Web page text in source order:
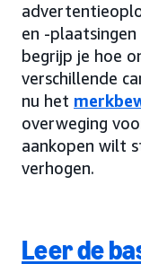
en -
begrijp je hoe
verschillende
nu het
overweging
aankopen wilt
verhogen.
Leer de